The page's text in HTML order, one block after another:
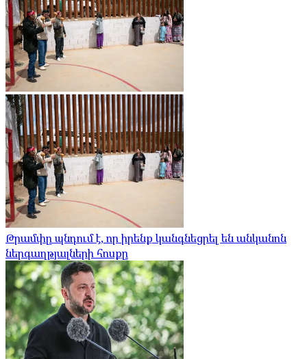
Թրամփը պնդում է, որ իրենք կանգնեցրել են անկանոն
ներգաղթյալների հոսքը